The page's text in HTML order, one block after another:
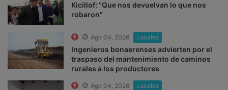
Kicillof: “Que nos devuelvan lo que nos
robaron”
Ago 04, 2026 Locales
Ingenieros bonaerenses advierten por el
traspaso del mantenimiento de caminos
rurales a los productores
Ago 04, 2026 Locales